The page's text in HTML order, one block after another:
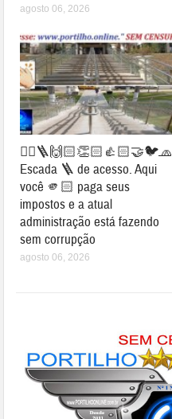
agosto 06, 2026
👉🏻🪜🙌🏻👏🏻👍🏻🤝🐦🧢
Escada 🪜 de acesso. Aqui
você 🫵🏻 paga seus
impostos e a atual
administração está fazendo
sem corrupção
agosto 06, 2026